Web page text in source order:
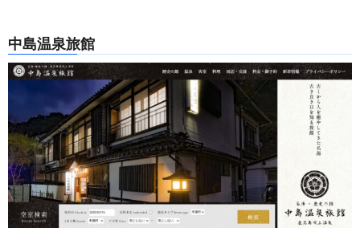
中島温泉旅館